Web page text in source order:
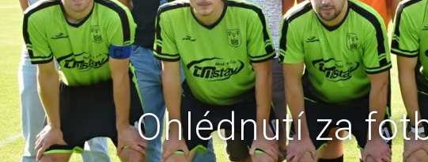
Ohlédnutí za